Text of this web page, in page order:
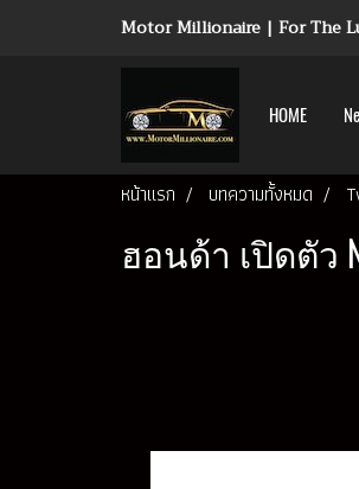
Motor Millionaire | For The
HOME
หน้าแรก บทความทั้งหมด
ฮอนด้า เปิดตัว